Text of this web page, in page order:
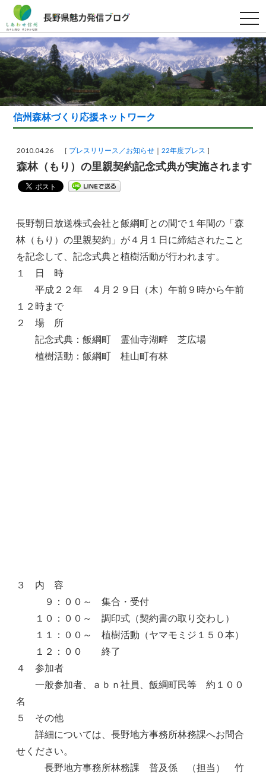
t
o
g
g
l
e
n
a
v
g
i
信州森林づくり応援ネットワーク
2010.04.26 ［ プレスリリース／お知らせ 22年度プレス ］
森林（もり）の里親契約記念式典が実施されます
長野朝日放送株式会社と飯綱町との間で１年間の「森
林（もり）の里親契約」が４月１日に締結されたこと
を記念して、記念式典と植樹活動が行われます。
１ 日 時
平成２２年 ４月２９日（木）午前９時から午前
１２時まで
２ 場 所
記念式典：飯綱町 霊仙寺湖畔 芝広場
植樹活動：飯綱町 桂山町有林
３ 内 容
９：００～ 集合・受付
１０：００～ 調印式（契約書の取り交わし）
１１：００～ 植樹活動（ヤマモミジ１５０本）
１２：００ 終了
４ 参加者
一般参加者、ａｂｎ社員、飯綱町民等 約１００
名
５ その他
詳細については、長野地方事務所林務課へお問合
せください。
長野地方事務所林務課 普及係 （担当） 竹